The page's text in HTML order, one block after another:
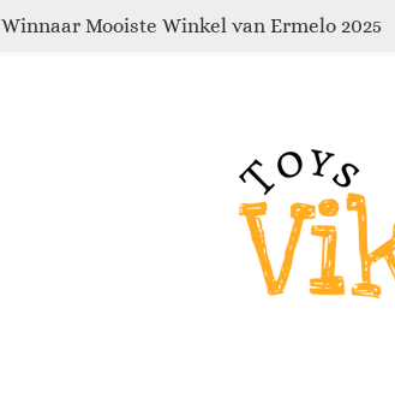
Winnaar Mooiste Winkel van Ermelo 2025